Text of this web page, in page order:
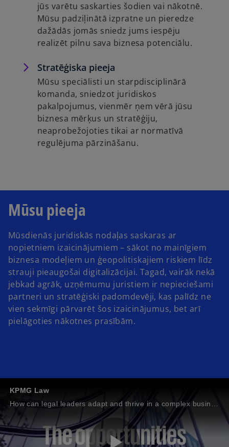
jūs varētu saskarties šodien vai nākotnē.
Mūsu padziļinātā izpratne un pieredze
dažādās jomās sniedz jums iespēju
realizēt pilnu sava biznesa potenciālu.
Stratēģiska pieeja
Mūsu speciālisti un starpdisciplinārā
komanda, sniedzot juridiskos
pakalpojumus, vienmēr ņem vērā jūsu
biznesa mērķus un stratēģiju,
neaprobežojoties tikai ar normatīvā
regulējuma pārzināšanu.
Mūsu pieeja
Mūsdienās juridiskās nodaļas saskaras ar
nopietniem izaicinājumiem – sākot no mainīgiem
biznesa modeļiem un ģeopolitiskajiem riskiem līdz
strauji pieaugošai digitalizācijai. Tagad, vairāk nekā
jebkad agrāk, uzņēmumu juristiem ir nepieciešami
partneri un stratēģiski padomdevēji, kas palīdz ne
vien sekmīgi pārvarēt šos izaicinājumus, bet arī
pielāgoties nākotnes prasībām.
KPMG Law